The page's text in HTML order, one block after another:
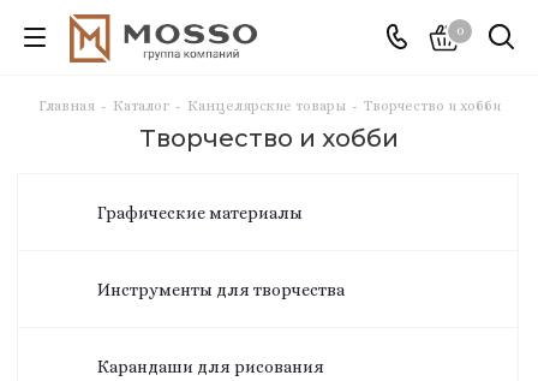
0
Главная - Каталог - Канцелярские товары - Творчество и хобби
Творчество и хобби
Графические материалы
Инструменты для творчества
Карандаши для рисования